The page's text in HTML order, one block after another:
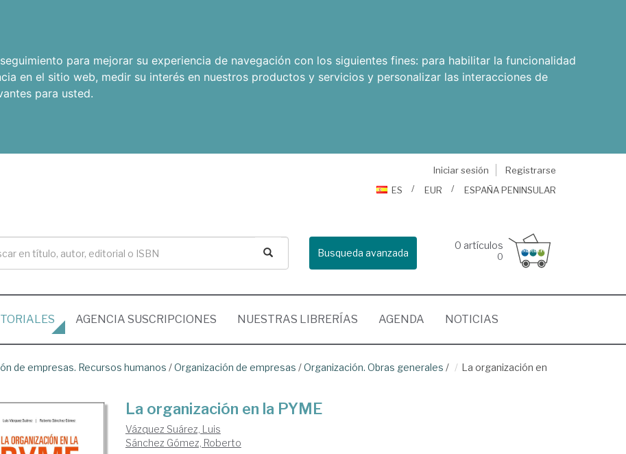
para mejorar su experiencia de navegación con los siguientes fines: para habilitar la funcionalidad
en el sitio web, medir su interés en nuestros productos y servicios y personalizar las interacciones de
para usted.
Iniciar sesión
Registrarse
ES
EUR ESPAÑA PENINSULAR
Busqueda avanzada
0 artículos
0
AGENCIA SUSCRIPCIONES NUESTRAS LIBRERÍAS AGENDA NOTICIAS
de empresas. Recursos humanos /Organización de empresas /Organización. Obras generales /
La organización en
La organización en la PYME
Vázquez Suárez, Luis
Sánchez Gómez, Roberto